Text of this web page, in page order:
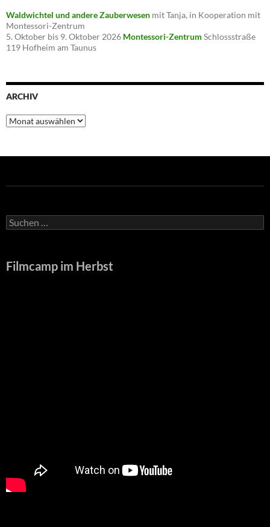
Waldwichtel und andere Zauberwesen mit Tanja, in Kooperation mit
Montessori-Zentrum
5. Oktober bis 9. Oktober 2026 Montessori-Zentrum Schlossstraße
119 Hofheim am Taunus
ARCHIV
Archiv
Suchen
nach:
Filmcamp im Herbst